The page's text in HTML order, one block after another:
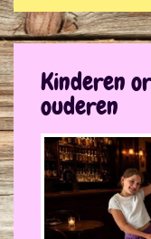
Kinderen
ouderen